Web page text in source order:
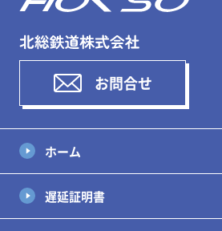
お問合せ
ホーム
遅延証明書